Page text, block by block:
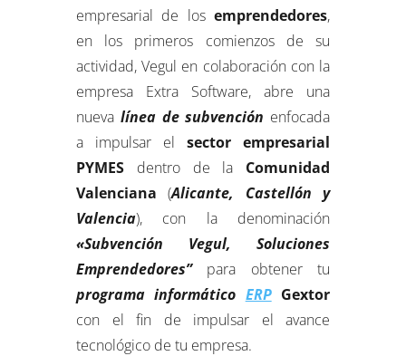
empresarial de los emprendedores,
en los primeros comienzos de su
actividad, Vegul en colaboración con la
empresa Extra Software, abre una
nueva línea de subvención enfocada
a impulsar el sector empresarial
PYMES dentro de la Comunidad
Valenciana (Alicante, Castellón y
Valencia), con la denominación
«Subvención Vegul, Soluciones
Emprendedores”para obtener tu
programa informático ERPGextor
con el fin de impulsar el avance
tecnológico de tu empresa.